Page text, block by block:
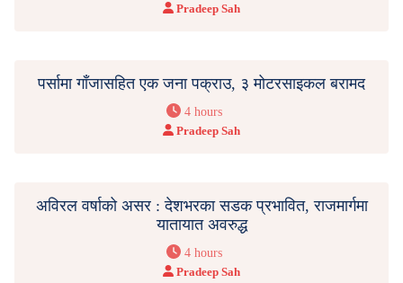
Pradeep Sah
पर्सामा गाँजासहित एक जना पक्राउ, ३ मोटरसाइकल बरामद
4 hours
Pradeep Sah
अविरल वर्षाको असर : देशभरका सडक प्रभावित, राजमार्गमा
यातायात अवरुद्ध
4 hours
Pradeep Sah